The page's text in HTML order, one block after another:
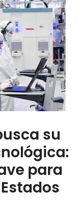
su
para